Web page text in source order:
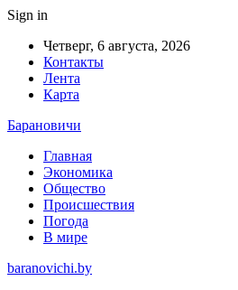
Sign in
Четверг, 6 августа, 2026
Контакты
Лента
Карта
Барановичи
Главная
Экономика
Общество
Происшествия
Погода
В мире
baranovichi.by